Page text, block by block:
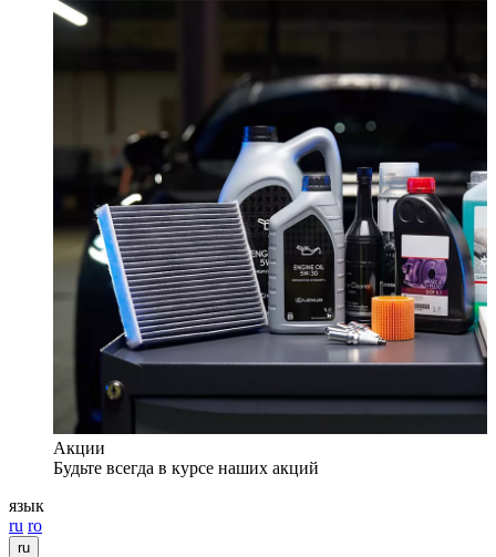
Акции
Будьте всегда в курсе наших акций
язык
ru ro
ru